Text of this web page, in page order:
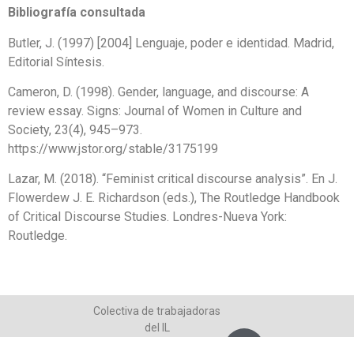
Bibliografía consultada
Butler, J. (1997) [2004] Lenguaje, poder e identidad. Madrid,
Editorial Síntesis.
Cameron, D. (1998). Gender, language, and discourse: A
review essay. Signs: Journal of Women in Culture and
Society, 23(4), 945–973.
https://www.jstor.org/stable/3175199
Lazar, M. (2018). “Feminist critical discourse analysis”. En J.
Flowerdew J. E. Richardson (eds.), The Routledge Handbook
of Critical Discourse Studies. Londres-Nueva York:
Routledge.
Colectiva de trabajadoras
del IL